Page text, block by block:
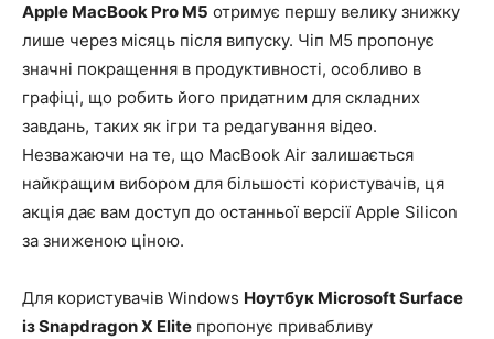
Apple MacBook Pro M5 отримує першу велику знижку
лише через місяць після випуску. Чіп M5 пропонує
значні покращення в продуктивності, особливо в
графіці, що робить його придатним для складних
завдань, таких як ігри та редагування відео.
Незважаючи на те, що MacBook Air залишається
найкращим вибором для більшості користувачів, ця
акція дає вам доступ до останньої версії Apple Silicon
за зниженою ціною.
Для користувачів Windows Ноутбук Microsoft Surface
із Snapdragon X Elite пропонує привабливу